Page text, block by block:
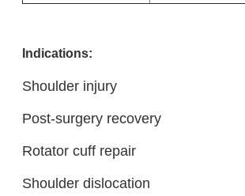
Indications:
Shoulder injury
Post-surgery recovery
Rotator cuff repair
Shoulder dislocation